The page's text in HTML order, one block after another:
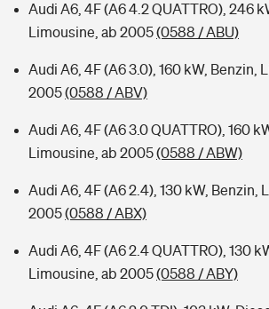
Audi A6, 4F (A6 4.2 QUATTRO), 246
Limousine, ab 2005(0588 / ABU)
Audi A6, 4F (A6 3.0), 160 kW, Benzin,
2005(0588 / ABV)
Audi A6, 4F (A6 3.0 QUATTRO), 160
Limousine, ab 2005(0588 / ABW)
Audi A6, 4F (A6 2.4), 130 kW, Benzin,
2005(0588 / ABX)
Audi A6, 4F (A6 2.4 QUATTRO), 130
Limousine, ab 2005(0588 / ABY)